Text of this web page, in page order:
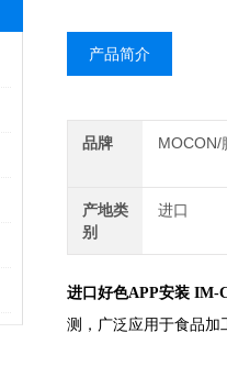
产品简介
品牌 MOCON/
产地类
别
进口
进口好色APP安装 IM-
测，广泛应用于食品加